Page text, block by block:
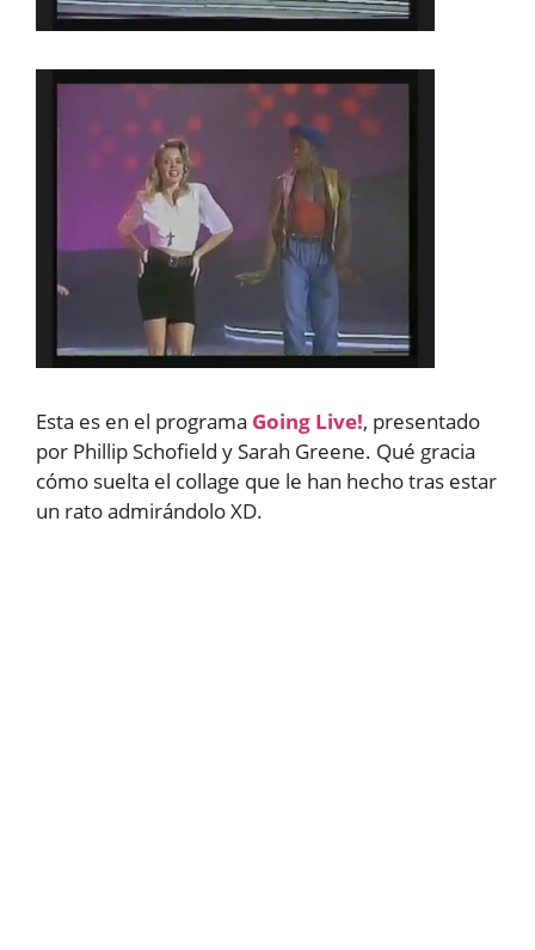
Esta es en el programa Going Live!, presentado
por Phillip Schofield y Sarah Greene. Qué gracia
cómo suelta el collage que le han hecho tras estar
un rato admirándolo XD.